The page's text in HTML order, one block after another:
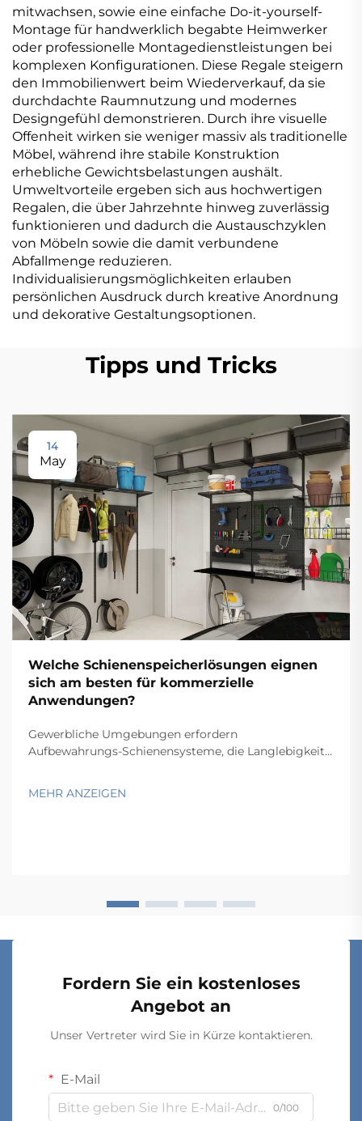
mitwachsen, sowie eine einfache Do-it-yourself-
Montage für handwerklich begabte Heimwerker
oder professionelle Montagedienstleistungen bei
komplexen Konfigurationen. Diese Regale steigern
den Immobilienwert beim Wiederverkauf, da sie
durchdachte Raumnutzung und modernes
Designgefühl demonstrieren. Durch ihre visuelle
Offenheit wirken sie weniger massiv als traditionelle
Möbel, während ihre stabile Konstruktion
erhebliche Gewichtsbelastungen aushält.
Umweltvorteile ergeben sich aus hochwertigen
Regalen, die über Jahrzehnte hinweg zuverlässig
funktionieren und dadurch die Austauschzyklen
von Möbeln sowie die damit verbundene
Abfallmenge reduzieren.
Individualisierungsmöglichkeiten erlauben
persönlichen Ausdruck durch kreative Anordnung
und dekorative Gestaltungsoptionen.
Tipps und Tricks
14
May
Welche Schienenspeicherlösungen eignen
sich am besten für kommerzielle
Anwendungen?
Gewerbliche Umgebungen erfordern
Aufbewahrungs-Schienensysteme, die Langlebigkeit,
Anforderungen erfüllen. Von Lagern und
MEHR ANZEIGEN
Fordern Sie ein kostenloses
Angebot an
Unser Vertreter wird Sie in Kürze kontaktieren.
E-Mail
0/100